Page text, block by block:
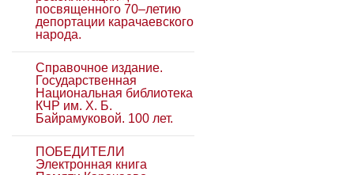
посвященного 70–летию
депортации карачаевского
народа.
Справочное издание.
Государственная
Национальная библиотека
КЧР им. Х. Б.
Байрамуковой. 100 лет.
ПОБЕДИТЕЛИ
Электронная книга